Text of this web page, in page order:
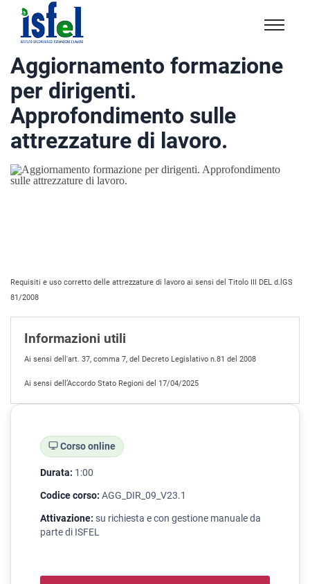
Isfel
Istituto
specialistico
formazione
e
lavoro
Aggiornamento formazione
per dirigenti.
Approfondimento sulle
attrezzature di lavoro.
Requisiti e uso corretto delle attrezzature di lavoro ai sensi del Titolo III DEL d.lGS
81/2008
Informazioni utili
Ai sensi dell'art. 37, comma 7, del Decreto Legislativo n.81 del 2008
Ai sensi dell’Accordo Stato Regioni del 17/04/2025
Corso online
Durata: 1:00
Codice corso: AGG_DIR_09_V23.1
Attivazione: su richiesta e con gestione manuale da
parte di ISFEL